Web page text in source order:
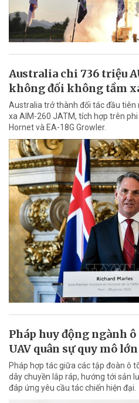
Australia chi 736 triệu
không đối không tầm
Australia trở thành đối tác đầu
xa AIM-260 JATM, tích hợp trên
Hornet và EA-18G Growler.
Pháp huy động ngành
UAV quân sự quy mô lớn
Pháp hợp tác giữa các tập đoàn ô
dây chuyền lắp ráp, hướng tới sản
đáp ứng yêu cầu tác chiến hiện đại.